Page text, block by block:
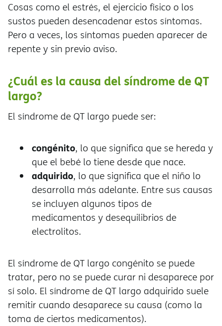
Cosas como el estrés, el ejercicio físico o los
sustos pueden desencadenar estos síntomas.
Pero a veces, los síntomas pueden aparecer de
repente y sin previo aviso.
¿Cuál es la causa del síndrome de QT
largo?
El síndrome de QT largo puede ser:
congénito, lo que significa que se hereda y
que el bebé lo tiene desde que nace.
adquirido, lo que significa que el niño lo
desarrolla más adelante. Entre sus causas
se incluyen algunos tipos de
medicamentos y desequilibrios de
electrolitos.
El síndrome de QT largo congénito se puede
tratar, pero no se puede curar ni desaparece por
sí solo. El síndrome de QT largo adquirido suele
remitir cuando desaparece su causa (como la
toma de ciertos medicamentos).